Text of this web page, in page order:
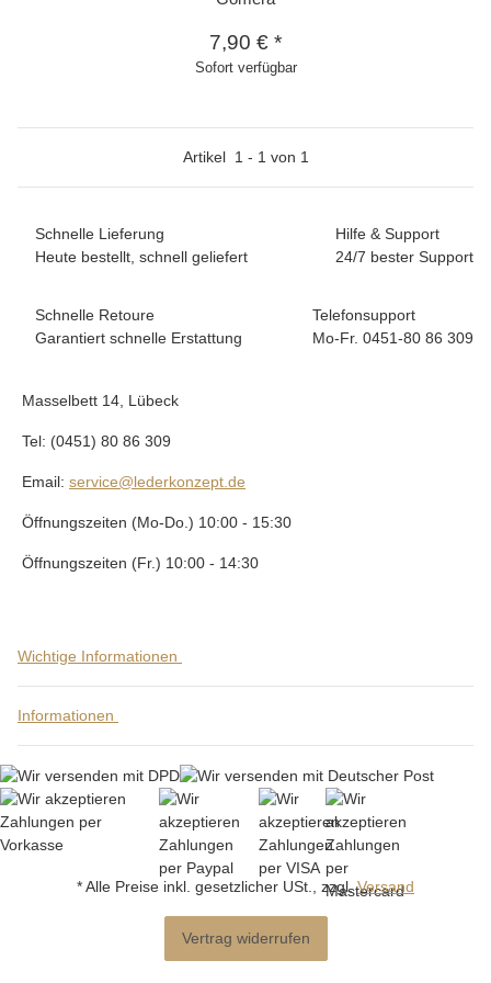
7,90 € *
Sofort verfügbar
Artikel 1 - 1 von 1
Schnelle Lieferung
Heute bestellt, schnell geliefert
Hilfe & Support
24/7 bester Support
Schnelle Retoure
Garantiert schnelle Erstattung
Telefonsupport
Mo-Fr. 0451-80 86 309
Masselbett 14, Lübeck
Tel: (0451) 80 86 309
Email: service@lederkonzept.de
Öffnungszeiten (Mo-Do.) 10:00 - 15:30
Öffnungszeiten (Fr.) 10:00 - 14:30
Wichtige Informationen
Informationen
* Alle Preise inkl. gesetzlicher USt., zzgl.Versand
Vertrag widerrufen